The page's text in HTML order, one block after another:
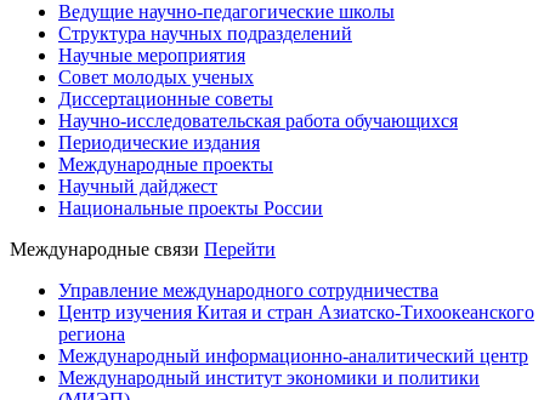
Ведущие научно-педагогические школы
Структура научных подразделений
Научные мероприятия
Совет молодых ученых
Диссертационные советы
Научно-исследовательская работа обучающихся
Периодические издания
Международные проекты
Научный дайджест
Национальные проекты России
Международные связи Перейти
Управление международного сотрудничества
Центр изучения Китая и стран Азиатско-Тихоокеанского
региона
Международный информационно-аналитический центр
Международный институт экономики и политики